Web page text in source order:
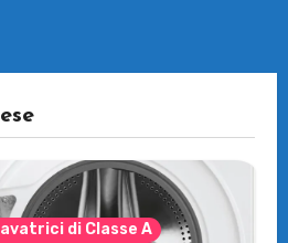
di Classe A